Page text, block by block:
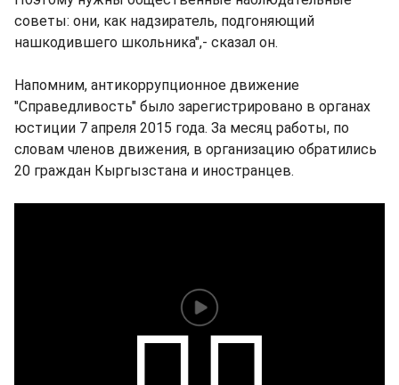
советы: они, как надзиратель, подгоняющий
нашкодившего школьника",- сказал он.
Напомним, антикоррупционное движение
"Справедливость" было зарегистрировано в органах
юстиции 7 апреля 2015 года. За месяц работы, по
словам членов движения, в организацию обратились
20 граждан Кыргызстана и иностранцев.